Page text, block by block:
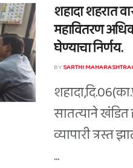
शहादा शहरात
महावितरण
घेण्याचा निर्णय.
BYSARTHI
सातत्याने खंडित
व्यापारी
...